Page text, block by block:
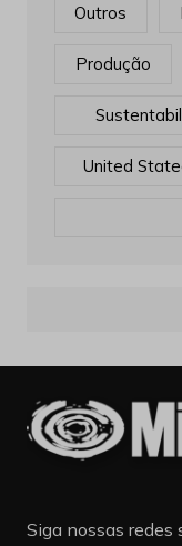
Outros
Produção
United
Siga nossas redes